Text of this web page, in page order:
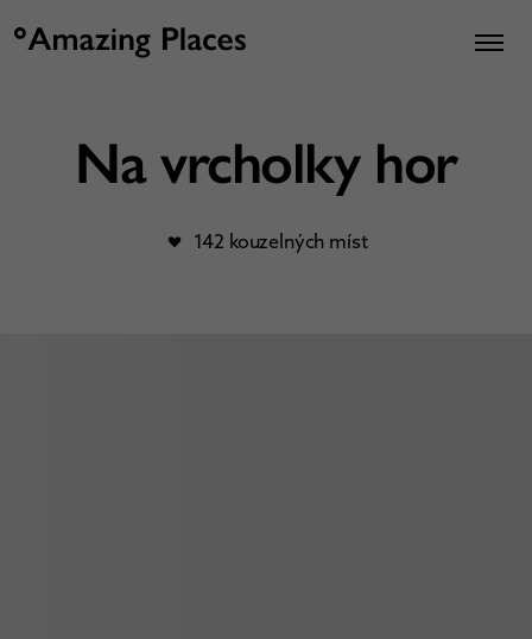
Na vrcholky hor
142 kouzelných míst